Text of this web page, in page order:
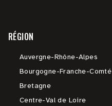
RÉGION
Auvergne-Rhône-Alpes
Bourgogne-Franche-Comté
Bretagne
Centre-Val de Loire